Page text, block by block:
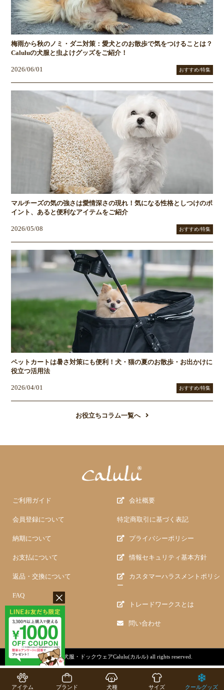
アイテム ブランド 犬種 サイズ クールグッズ
梅雨から秋のノミ・ダニ対策：愛犬とのお散歩で気をつけることは？
Caluluの犬服と虫よけグッズをご紹介！
2026/06/01 おすすめ/特集
マルチーズの気の強さは愛情深さの現れ！気になる性格としつけのポ
イント、あると便利なアイテムをご紹介
2026/05/08 おすすめ/特集
ペットカートは暑さ対策にも便利！犬・猫の夏のお散歩・お出かけに
役立つ活用法
2026/04/01 おすすめ/特集
お役立ちコラム一覧へ
ご利用ガイド
会員登録について
納期について
お支払について
返品・交換について
FAQ
会社概要
特定商取引に基づく表記
プライバシーポリシー
情報セキュリティ基本方針
カスタマーハラスメントポリシ
ー
トレードワークスとは
問い合わせ
copyright (c)犬服・ドックウェアCalulu(カルル) all rights reserved.